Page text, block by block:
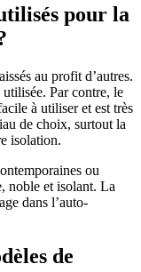
pour la
au profit d’autres.
Par contre, le
à utiliser et est très
de choix, surtout la
isolation.
ou
noble et isolant. La
dans l’auto-
de